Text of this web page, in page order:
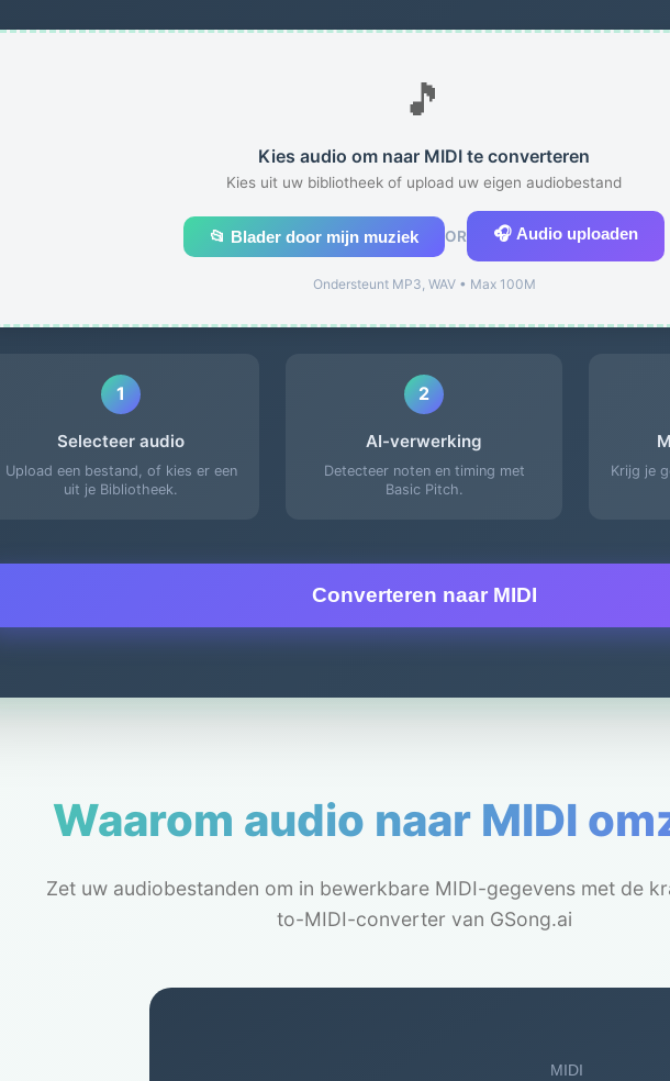
🎵
Kies audio om naar MIDI te converteren
Kies uit uw bibliotheek of upload uw eigen audiobestand
📂 Blader door mijn muziek OR 🎧 Audio uploaden
Ondersteunt MP3, WAV • Max 100M
1
Selecteer audio
Upload een bestand, of kies er een
uit je Bibliotheek.
2
AI-verwerking
Detecteer noten en timing met
Basic Pitch.
Krijg je
Converteren naar MIDI
Waarom audio naar MIDI
Zet uw audiobestanden om in bewerkbare MIDI-gegevens met de
to-MIDI-converter van GSong.ai
MIDI